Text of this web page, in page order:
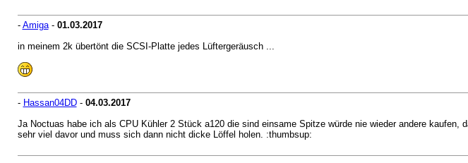
- Amiga- 01.03.2017
in meinem 2k übertönt die SCSI-Platte jedes Lüftergeräusch ...
- Hassan04DD- 04.03.2017
Ja Noctuas habe ich als CPU Kühler 2 Stück a120 die sind einsame Spitze würde nie wieder andere
sehr viel davor und muss sich dann nicht dicke Löffel holen. :thumbsup: